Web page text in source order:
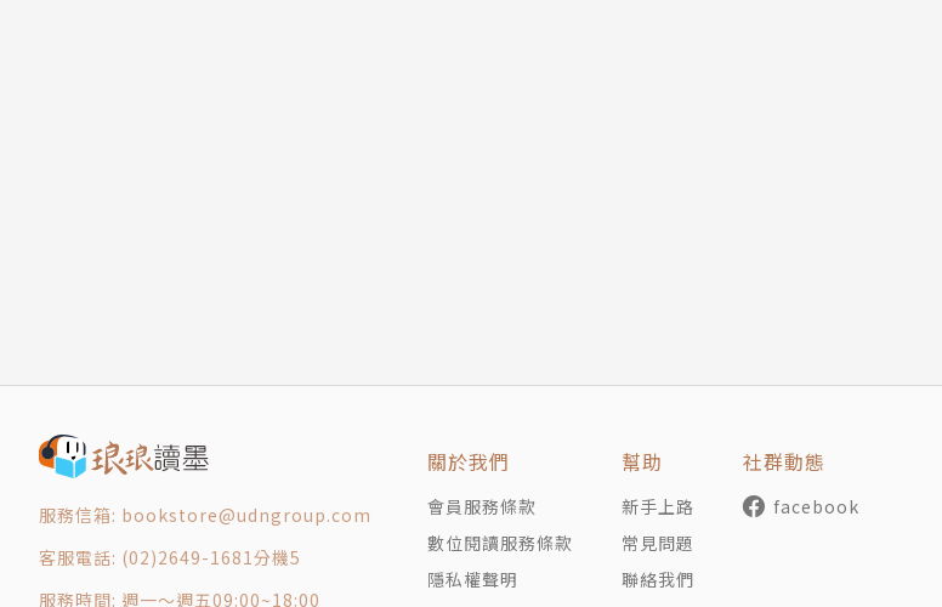
服務信箱: bookstore@udngroup.com
客服電話: (02)2649-1681分機5
服務時間: 週一～週五09:00~18:00
關於我們
會員服務條款
數位閱讀服務條款
隱私權聲明
幫助
新手上路
常見問題
聯絡我們
社群動態
facebook